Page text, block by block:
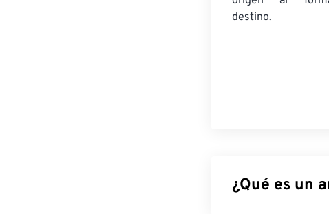
destino.
¿Qué es un